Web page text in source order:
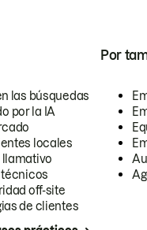
las búsquedas
por la IA
locales
off-site
de clientes
Por